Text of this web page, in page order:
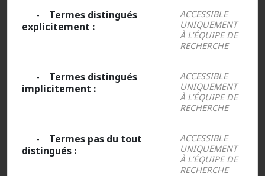
- Termes distingués
explicitement :
ACCESSIBLE
UNIQUEMENT
À L’ÉQUIPE DE
RECHERCHE
- Termes distingués
implicitement :
ACCESSIBLE
UNIQUEMENT
À L’ÉQUIPE DE
RECHERCHE
- Termes pas du tout
distingués :
ACCESSIBLE
UNIQUEMENT
À L’ÉQUIPE DE
RECHERCHE